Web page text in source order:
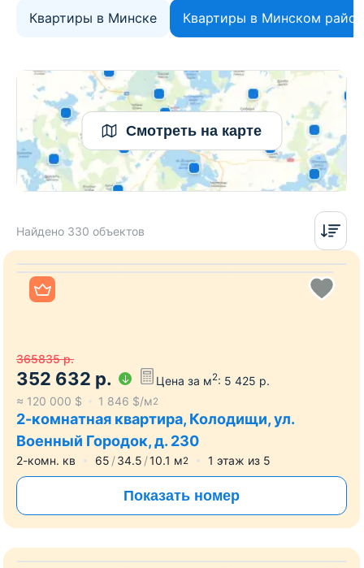
Квартиры в Минске Квартиры в Минском
Смотреть на карте
Найдено 330 объектов
Все фото
365835 р.
352 632 р. Цена за м2: 5 425 р.
≈ 120 000 $ 1 846 $/м2
2-комнатная квартира, Колодищи, ул.
Военный Городок, д. 230
2-комн. кв 65 34.5 10.1 м2 1 этаж из 5
Показать номер